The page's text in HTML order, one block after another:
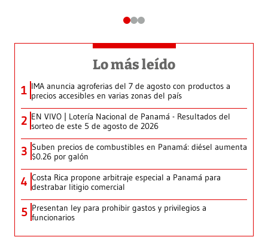
Lo más leído
1 IMA anuncia agroferias del 7 de agosto con productos a
precios accesibles en varias zonas del país
2 EN VIVO | Lotería Nacional de Panamá - Resultados del
sorteo de este 5 de agosto de 2026
3 Suben precios de combustibles en Panamá: diésel aumenta
$0.26 por galón
4 Costa Rica propone arbitraje especial a Panamá para
destrabar litigio comercial
5 Presentan ley para prohibir gastos y privilegios a
funcionarios